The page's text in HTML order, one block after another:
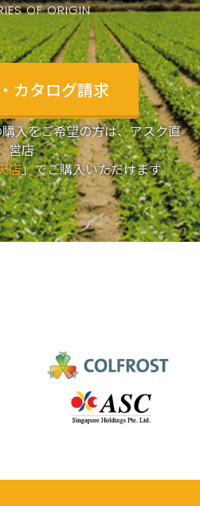
OF ORIGIN
カタログ請求
入をご希望の方は、アスク直
営店
店」でご購入いただけます。